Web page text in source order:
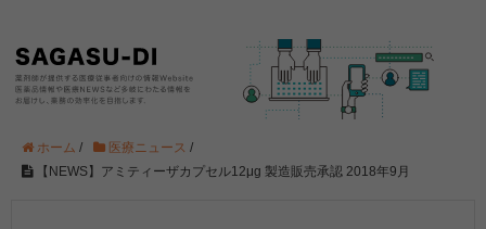
ホーム / 医療ニュース /
【NEWS】アミティーザカプセル12μg 製造販売承認 2018年9月